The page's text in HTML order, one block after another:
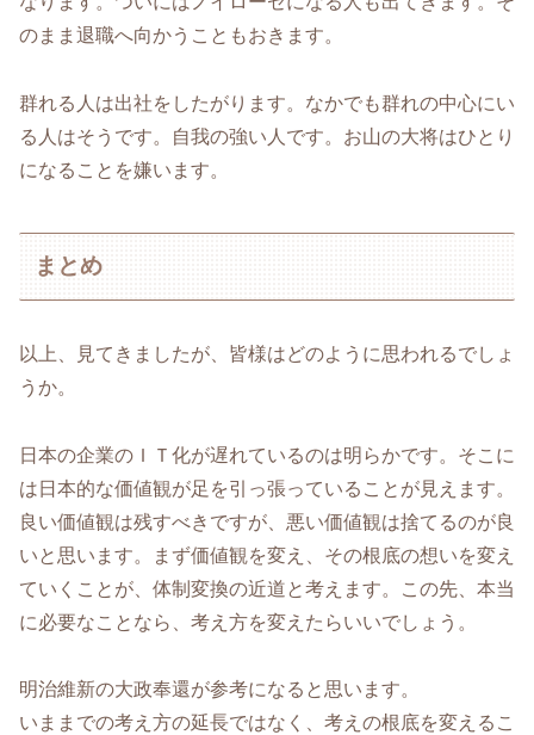
のまま退職へ向かうこともおきます。
群れる人は出社をしたがります。なかでも群れの中心にい
る人はそうです。自我の強い人です。お山の大将はひとり
になることを嫌います。
まとめ
以上、見てきましたが、皆様はどのように思われるでしょ
うか。
日本の企業のＩＴ化が遅れているのは明らかです。そこに
は日本的な価値観が足を引っ張っていることが見えます。
良い価値観は残すべきですが、悪い価値観は捨てるのが良
いと思います。まず価値観を変え、その根底の想いを変え
ていくことが、体制変換の近道と考えます。この先、本当
に必要なことなら、考え方を変えたらいいでしょう。
明治維新の大政奉還が参考になると思います。
いままでの考え方の延長ではなく、考えの根底を変えるこ